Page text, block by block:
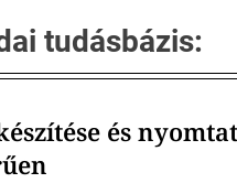
tudásbázis:
és